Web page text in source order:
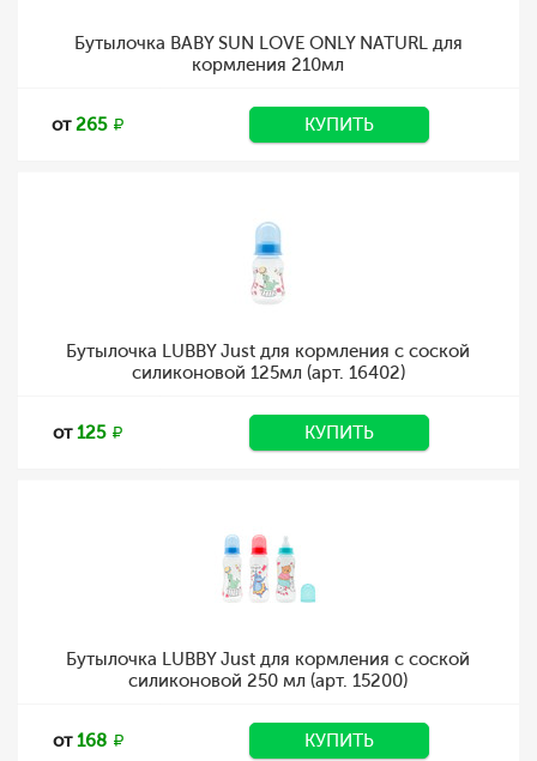
Бутылочка BABY SUN LOVE ONLY NATURL для
кормления 210мл
от265 КУПИТЬ
Бутылочка LUBBY Just для кормления с соской
силиконовой 125мл (арт. 16402)
от125 КУПИТЬ
Бутылочка LUBBY Just для кормления с соской
силиконовой 250 мл (арт. 15200)
от168 КУПИТЬ